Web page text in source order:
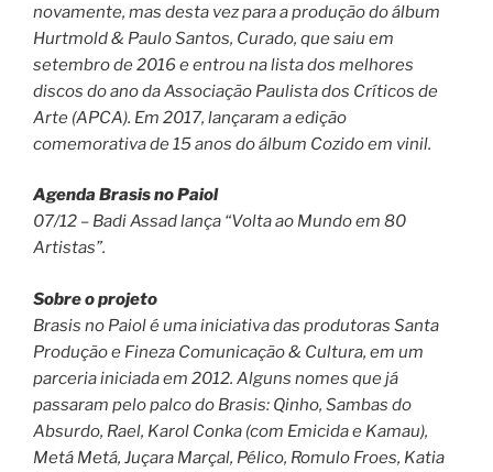
novamente, mas desta vez para a produção do álbum
Hurtmold & Paulo Santos, Curado, que saiu em
setembro de 2016 e entrou na lista dos melhores
discos do ano da Associação Paulista dos Críticos de
Arte (APCA). Em 2017, lançaram a edição
comemorativa de 15 anos do álbum Cozido em vinil.
Agenda Brasis no Paiol
07/12 – Badi Assad lança “Volta ao Mundo em 80
Artistas”.
Sobre o projeto
Brasis no Paiol é uma iniciativa das produtoras Santa
Produção e Fineza Comunicação & Cultura, em um
parceria iniciada em 2012. Alguns nomes que já
passaram pelo palco do Brasis: Qinho, Sambas do
Absurdo, Rael, Karol Conka (com Emicida e Kamau),
Metá Metá, Juçara Marçal, Pélico, Romulo Froes, Katia